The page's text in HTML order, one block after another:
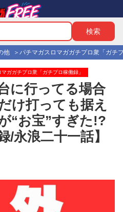
他 パチマガスロマガガチプロ衆「ガチ
ガガチプロ衆「ガチプロ稼働録」
に行ってる場合
け打っても据え
“お宝”すぎた!?
/永浪二十一話】